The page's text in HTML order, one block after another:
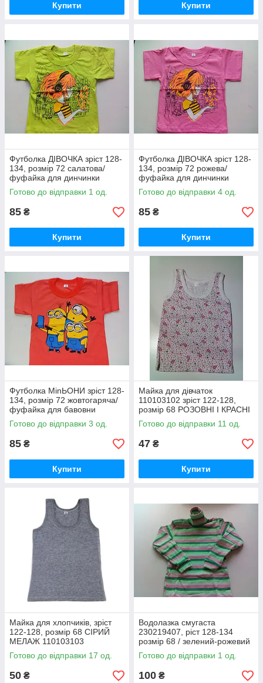
Купити Купити
Футболка ДІВОЧКА зріст 128-
134, розмір 72 салатова/
фуфайка для динчинки
Готово до відправки 1 од.
85 ₴
Купити
Футболка ДІВОЧКА зріст 128-
134, розмір 72 рожева/
фуфайка для динчинки
Готово до відправки 4 од.
85 ₴
Купити
Футболка MinЬОНИ зріст 128-
134, розмір 72 жовтогаряча/
фуфайка для бавовни
Готово до відправки 3 од.
85 ₴
Купити
Майка для дівчаток
110103102 зріст 122-128,
розмір 68 РОЗОВНІ І КРАСНІ
КВІТИ/майка для динчинки
Готово до відправки 11 од.
47 ₴
Купити
Майка для хлопчиків, зріст
122-128, розмір 68 СІРИЙ
МЕЛАЖ 110103103
Готово до відправки 17 од.
50 ₴
Водолазка смугаста
230219407, ріст 128-134
розмір 68 / зелений-рожевий
сірий-салатовий
Готово до відправки 1 од.
100 ₴